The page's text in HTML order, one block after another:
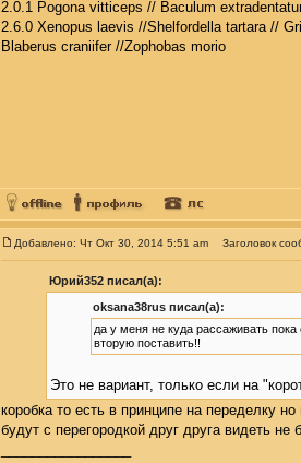
2.0.1 Pogona vitticeps // Baculum
2.6.0 Xenopus laevis //Shelfordella tartara //
Blaberus craniifer //Zophobas morio
Добавлено: Чт Окт 30, 2014 5:51 am Заголовок
Юрий352 писал(а):
oksana38rus писал(а):
да у меня не куда рассаживать
вторую поставить!!
Это не вариант, только если на
коробка то есть в принципе на переделку
будут с перегородкой друг друга видеть не